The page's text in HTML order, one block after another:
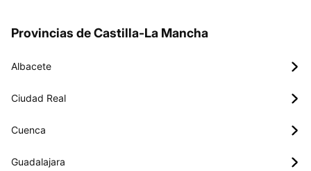
Provincias de Castilla-La Mancha
Albacete
Ciudad Real
Cuenca
Guadalajara